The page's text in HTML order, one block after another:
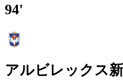
94'
アルビレックス